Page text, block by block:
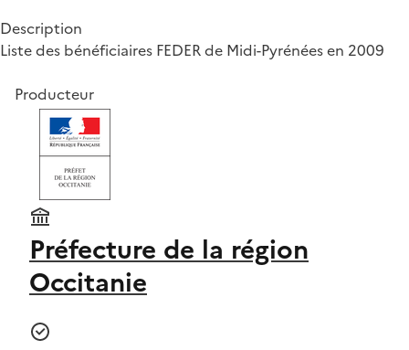
Description
Liste des bénéficiaires FEDER de Midi-Pyrénées en 2009
Producteur
Préfecture de la région
Occitanie